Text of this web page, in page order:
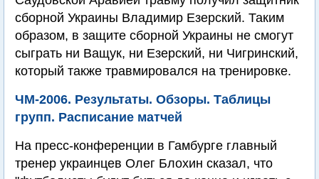
сборной Украины Владимир Езерский. Таким
образом, в защите сборной Украины не смогут
сыграть ни Ващук, ни Езерский, ни Чигринский,
который также травмировался на тренировке.
ЧМ-2006. Результаты. Обзоры. Таблицы
групп. Расписание матчей
На пресс-конференции в Гамбурге главный
тренер украинцев Олег Блохин сказал, что